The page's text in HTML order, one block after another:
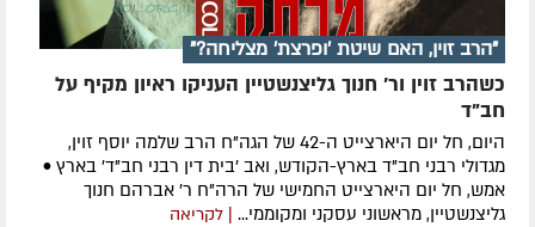
"הרב זוין, האם שיטת 'ופרצת' מצליחה?"
כשהרב זוין ור' חנוך גליצנשטיין העניקו ראיון מקיף על
חב"ד
היום, חל יום היארצייט ה-42 של הגה"ח הרב שלמה יוסף זוין,
מגדולי רבני חב"ד בארץ-הקודש, ואב 'בית דין רבני חב"ד' בארץ •
אמש, חל יום היארצייט החמישי של הרה"ח ר' אברהם חנוך
גליצנשטיין, מראשוני עסקני ומקוממי... | לקריאה